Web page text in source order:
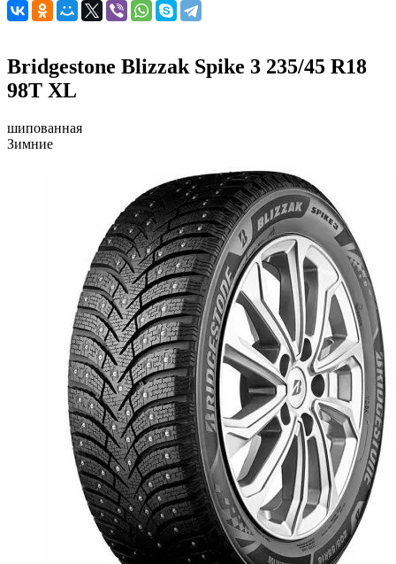
Bridgestone Blizzak Spike 3 235/45 R18
98T XL
шипованная
Зимние